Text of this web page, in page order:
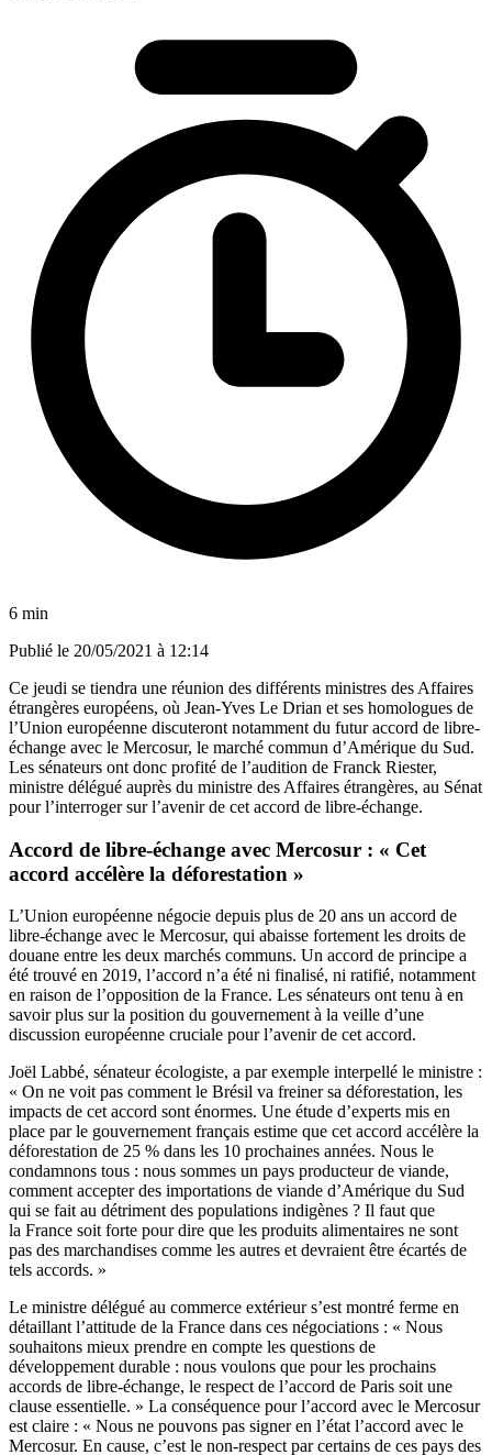
6 min
Publié le 20/05/2021 à 12:14
Ce jeudi se tiendra une réunion des différents ministres des Affaires
étrangères européens, où Jean-Yves Le Drian et ses homologues de
l’Union européenne discuteront notamment du futur accord de libre-
échange avec le Mercosur, le marché commun d’Amérique du Sud.
Les sénateurs ont donc profité de l’audition de Franck Riester,
ministre délégué auprès du ministre des Affaires étrangères, au Sénat
pour l’interroger sur l’avenir de cet accord de libre-échange.
Accord de libre-échange avec Mercosur : « Cet
accord accélère la déforestation »
L’Union européenne négocie depuis plus de 20 ans un accord de
libre-échange avec le Mercosur, qui abaisse fortement les droits de
douane entre les deux marchés communs. Un accord de principe a
été trouvé en 2019, l’accord n’a été ni finalisé, ni ratifié, notamment
en raison de l’opposition de la France. Les sénateurs ont tenu à en
savoir plus sur la position du gouvernement à la veille d’une
discussion européenne cruciale pour l’avenir de cet accord.
Joël Labbé, sénateur écologiste, a par exemple interpellé le ministre :
« On ne voit pas comment le Brésil va freiner sa déforestation, les
impacts de cet accord sont énormes. Une étude d’experts mis en
place par le gouvernement français estime que cet accord accélère la
déforestation de 25 % dans les 10 prochaines années. Nous le
condamnons tous : nous sommes un pays producteur de viande,
comment accepter des importations de viande d’Amérique du Sud
qui se fait au détriment des populations indigènes ? Il faut que
la France soit forte pour dire que les produits alimentaires ne sont
pas des marchandises comme les autres et devraient être écartés de
tels accords. »
Le ministre délégué au commerce extérieur s’est montré ferme en
détaillant l’attitude de la France dans ces négociations : « Nous
souhaitons mieux prendre en compte les questions de
développement durable : nous voulons que pour les prochains
accords de libre-échange, le respect de l’accord de Paris soit une
clause essentielle. » La conséquence pour l’accord avec le Mercosur
est claire : « Nous ne pouvons pas signer en l’état l’accord avec le
Mercosur. En cause, c’est le non-respect par certains de ces pays des